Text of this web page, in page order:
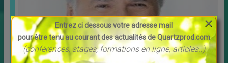
Entrez ci dessous votre adresse mail
pour être tenu au courant des actualités de Quartzprod.com
(conférences, stages, formations en ligne, articles..)
×